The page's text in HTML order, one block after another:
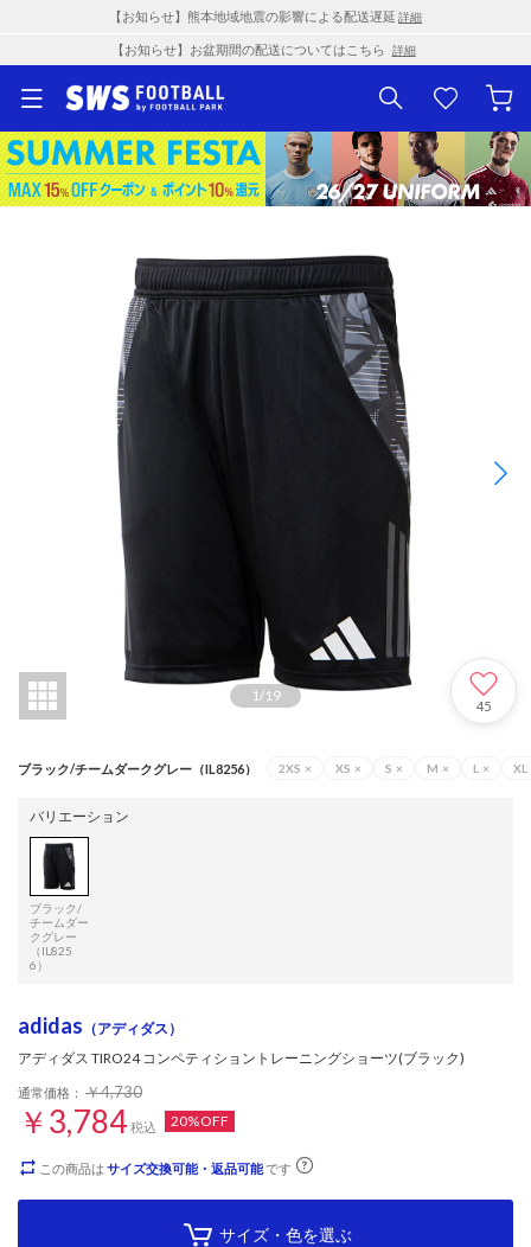
【お知らせ】熊本地域地震の影響による配送遅延 詳細
【お知らせ】お盆期間の配送についてはこちら 詳細
1/19
45
ブラック/チームダークグレー（IL8256） 2XS × XS × S × M × L × XL
バリエーション
ブラック/
チームダー
クグレー
（IL825
6）
adidas （アディダス）
アディダス TIRO24 コンペティショントレーニングショーツ(ブラック)
通常価格： ￥4,730
￥3,784 税込 20%OFF
この商品は サイズ交換可能・返品可能です
サイズ・色を選ぶ